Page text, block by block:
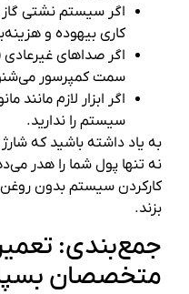
اگر سیستم نشتی گاز
کاری بیهوده و
اگر صداهای غیرعادی
سمت کمپرسور
اگر ابزار لازم مانند
سیستم را ندارید.
به یاد داشته باشید که
نه تنها پول شما را هدر
کارکردن سیستم بدون
بزند.
متخصصان